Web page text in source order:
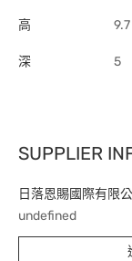
高 9.7
深 5
SUPPLIER
日落恩賜國際有限
undefined